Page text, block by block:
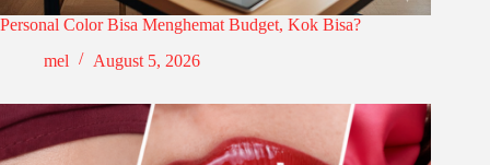
Personal Color Bisa Menghemat Budget, Kok Bisa?
mel
August 5, 2026